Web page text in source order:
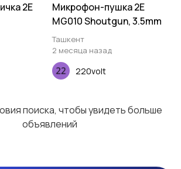
2E
Микрофон-пушка 2E
MG010 Shoutgun, 3.5mm
Ташкент
2 месяца назад
220volt
поиска, чтобы увидеть больше
объявлений